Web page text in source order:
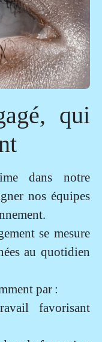
qui
dans notre
nos équipes
se mesure
au quotidien
par :
favorisant